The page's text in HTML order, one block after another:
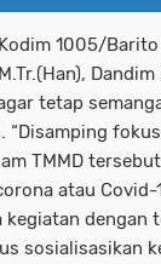
1005/
tetap
“Disamping
TMMD
atau Covid-
kegiatan
sosialisasikan